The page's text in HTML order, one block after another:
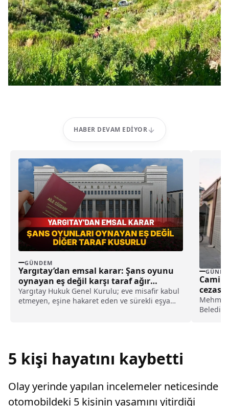
HABER DEVAM EDIYOR
GÜNDEM
Yargıtay’dan emsal karar: Şans oyunu
oynayan eş değil karşı taraf ağır
kusurlu sayıldı
Yargıtay Hukuk Genel Kurulu; eve misafir kabul
etmeyen, eşine hakaret eden ve sürekli eşya
Cami
cezası
Mehmet
5 kişi hayatını kaybetti
Olay yerinde yapılan incelemeler neticesinde
otomobildeki 5 kişinin yaşamını yitirdiği